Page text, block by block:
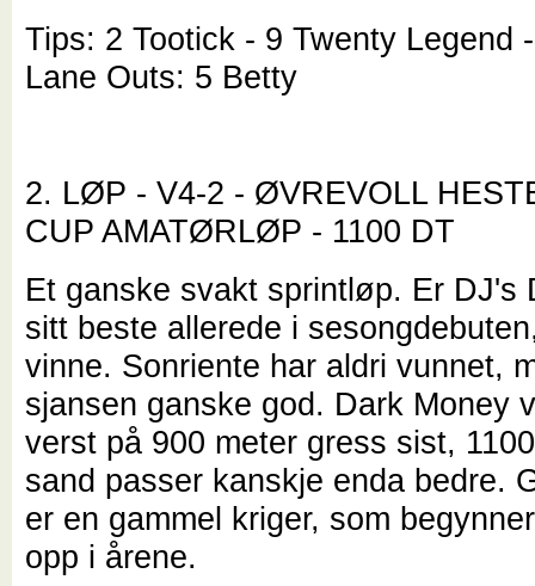
Tips: 2 Tootick - 9 Twenty Legend
Lane Outs: 5 Betty
2. LØP - V4-2 - ØVREVOLL
CUP AMATØRLØP - 1100 DT
Et ganske svakt sprintløp. Er DJ's
sitt beste allerede i
vinne. Sonriente har aldri vunnet,
sjansen ganske god. Dark Money
verst på 900 meter gress sist,
sand passer kanskje enda bedre.
er en gammel kriger, som
opp i årene.